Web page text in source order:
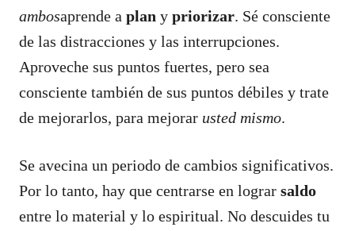
ambosaprende a plan y priorizar. Sé consciente
de las distracciones y las interrupciones.
Aproveche sus puntos fuertes, pero sea
consciente también de sus puntos débiles y trate
de mejorarlos, para mejorar usted mismo.
Se avecina un periodo de cambios significativos.
Por lo tanto, hay que centrarse en lograr saldo
entre lo material y lo espiritual. No descuides tu